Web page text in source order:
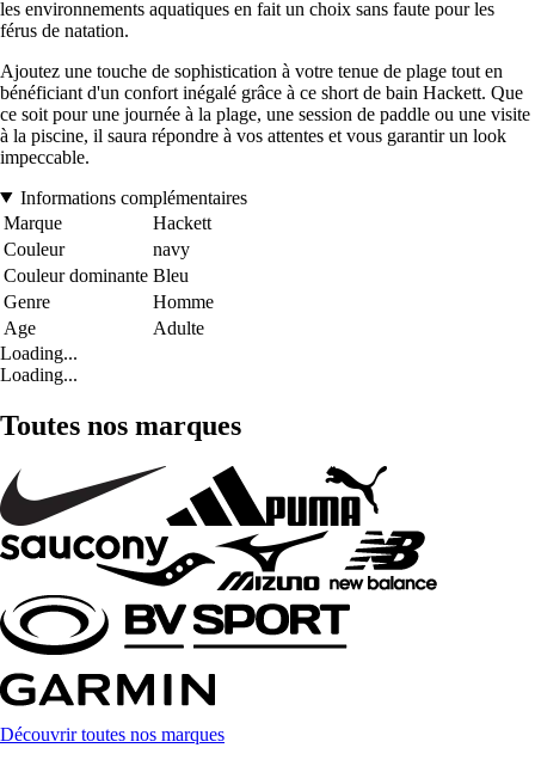
les environnements aquatiques en fait un choix sans faute pour les
férus de natation.
Ajoutez une touche de sophistication à votre tenue de plage tout en
bénéficiant d'un confort inégalé grâce à ce short de bain Hackett. Que
ce soit pour une journée à la plage, une session de paddle ou une visite
à la piscine, il saura répondre à vos attentes et vous garantir un look
impeccable.
Informations complémentaires
Marque
Hackett
Couleur
navy
Couleur dominante Bleu
Genre
Homme
Age
Adulte
Loading...
Loading...
Toutes nos marques
Découvrir toutes nos marques